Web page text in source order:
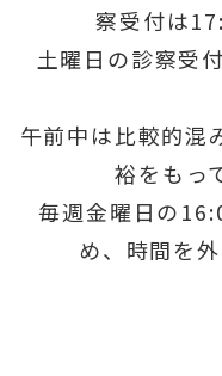
察受付は
土曜日の診察受
午前中は比較的混
裕をもっ
毎週金曜日の
め、時間を